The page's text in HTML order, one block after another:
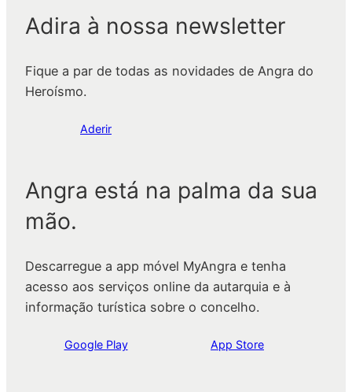
Adira à nossa newsletter
Fique a par de todas as novidades de Angra do
Heroísmo.
Aderir
Angra está na palma da sua
mão.
Descarregue a app móvel MyAngra e tenha
acesso aos serviços online da autarquia e à
informação turística sobre o concelho.
Google Play App Store